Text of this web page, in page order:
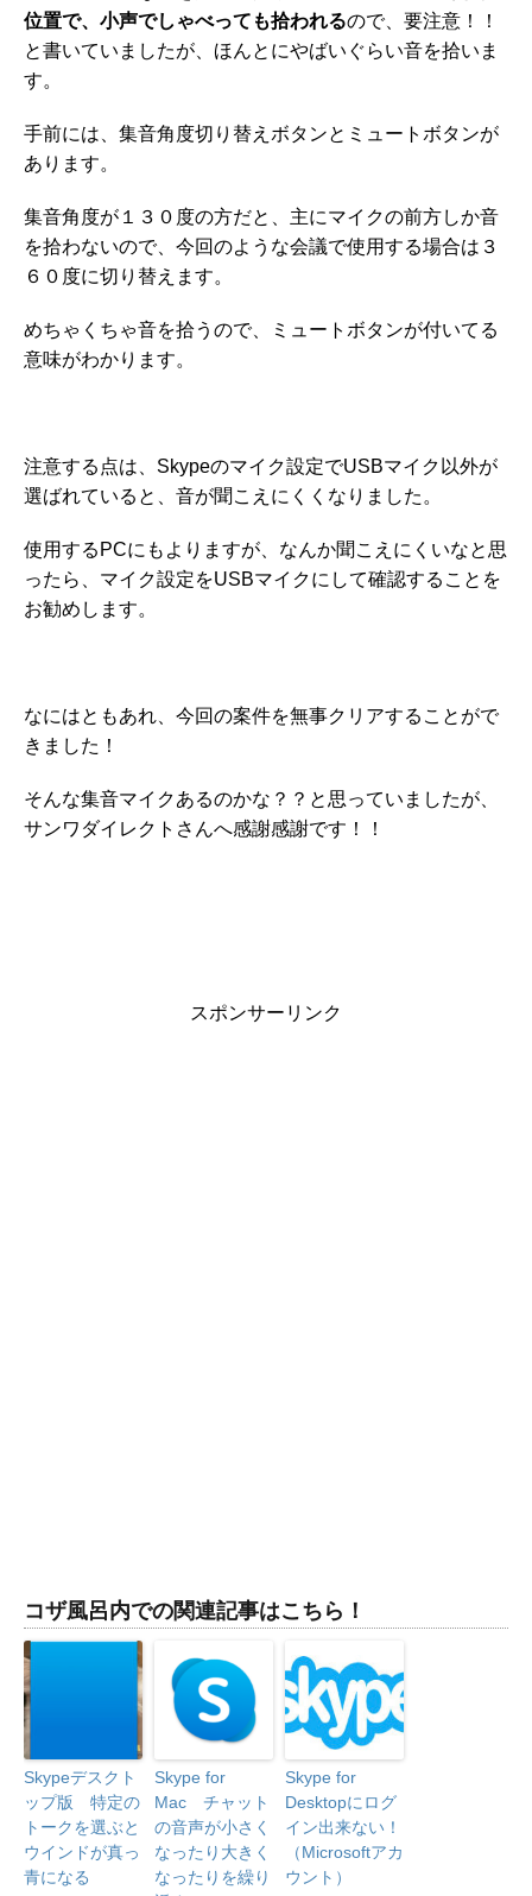
位置で、小声でしゃべっても拾われるので、要注意！！
と書いていましたが、ほんとにやばいぐらい音を拾いま
す。
手前には、集音角度切り替えボタンとミュートボタンが
あります。
集音角度が１３０度の方だと、主にマイクの前方しか音
を拾わないので、今回のような会議で使用する場合は３
６０度に切り替えます。
めちゃくちゃ音を拾うので、ミュートボタンが付いてる
意味がわかります。
注意する点は、Skypeのマイク設定でUSBマイク以外が
選ばれていると、音が聞こえにくくなりました。
使用するPCにもよりますが、なんか聞こえにくいなと思
ったら、マイク設定をUSBマイクにして確認することを
お勧めします。
なにはともあれ、今回の案件を無事クリアすることがで
きました！
そんな集音マイクあるのかな？？と思っていましたが、
サンワダイレクトさんへ感謝感謝です！！
スポンサーリンク
コザ風呂内での関連記事はこちら！
Skypeデスクト
ップ版 特定の
トークを選ぶと
ウインドが真っ
青になる
Skype for
Mac チャット
の音声が小さく
なったり大きく
なったりを繰り
Skype for
Desktopにログ
イン出来ない！
（Microsoftアカ
ウント）